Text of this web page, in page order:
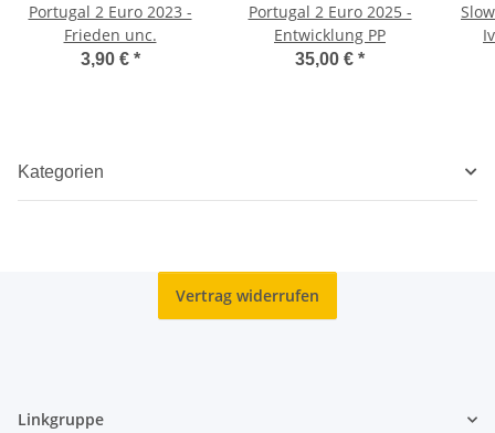
Portugal 2 Euro 2023 -
Frieden unc.
3,90 € *
Portugal 2 Euro 2025 -
Entwicklung PP
35,00 € *
Kategorien
Vertrag widerrufen
Linkgruppe